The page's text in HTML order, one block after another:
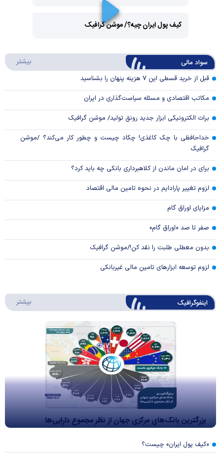
Video
کیف پول ایران چیه؟/ موشن گرافیک
سواد مالی بیشتر
قبل از خرید قسطی این ۷ هزینه پنهان را بشناسید
مکاتب اقتصادی و مسئله سیاست‌گذاری در ایران
برات الکترونیکی ابزار جدید رونق تولید/ موشن گرافیک
خداحافظی با چک کاغذی! چکاد چیست و چطور کار می‌کند؟ /موشن
گرافیک
برای در امان ماندن از کلاهبرداری بانکی چه باید کرد؟
لزوم تغییر پارادایم در نحوه تامین مالی اقتصاد
مزایای اوراق گام
صفر تا صد «اوراق گام»
بدون معطلی طلبت را نقد کن!/موشن گرافیک
لزوم توسعه ابزارهای تامین مالی غیربانکی
اینفوگرافیک بیشتر
بزرگترین بانک‌های مرکزی جهان از نظر مجموع دارایی‌ها
«کیف پول ایران» چیست؟